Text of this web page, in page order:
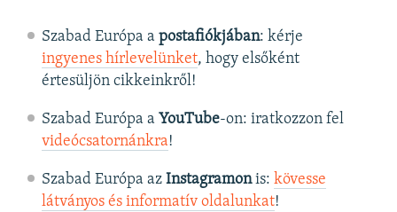
Szabad Európa a postafiókjában: kérje
ingyenes hírlevelünket, hogy elsőként
értesüljön cikkeinkről!
Szabad Európa a YouTube-on: iratkozzon fel
videócsatornánkra!
Szabad Európa az Instagramonis: kövesse
látványos és informatív oldalunkat! ​